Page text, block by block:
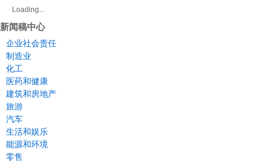
Loading...
新闻稿中心
企业社会责任
制造业
化工
医药和健康
建筑和房地产
旅游
汽车
生活和娱乐
能源和环境
零售